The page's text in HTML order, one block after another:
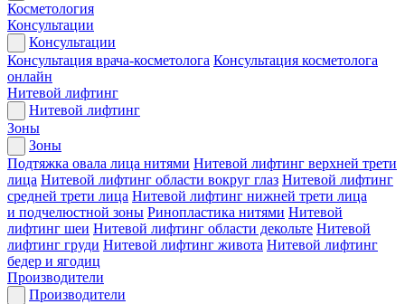
Косметология
Консультации
Консультации
Консультация врача-косметолога Консультация косметолога
онлайн
Нитевой лифтинг
Нитевой лифтинг
Зоны
Зоны
Подтяжка овала лица нитями Нитевой лифтинг верхней трети
лица Нитевой лифтинг области вокруг глаз Нитевой лифтинг
средней трети лица Нитевой лифтинг нижней трети лица
и подчелюстной зоны Ринопластика нитями Нитевой
лифтинг шеи Нитевой лифтинг области декольте Нитевой
лифтинг груди Нитевой лифтинг живота Нитевой лифтинг
бедер и ягодиц
Производители
Производители